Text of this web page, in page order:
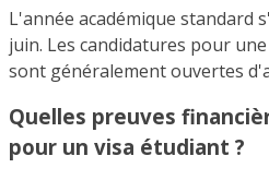
L'année académique standard
juin. Les candidatures pour
sont généralement ouvertes
Quelles preuves
pour un visa étudiant ?